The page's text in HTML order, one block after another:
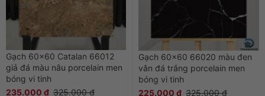
Gạch 60×60 Catalan 66012
giả đá màu nâu porcelain men
bóng vi tinh
235.000 ₫ 325.000₫
Gạch 60×60 66020 màu đen
vân đá trắng porcelain men
bóng vi tinh
225.000 ₫ 325.000₫